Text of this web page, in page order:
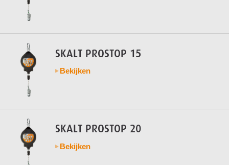
SKALT PROSTOP 15
Bekijken
SKALT PROSTOP 20
Bekijken